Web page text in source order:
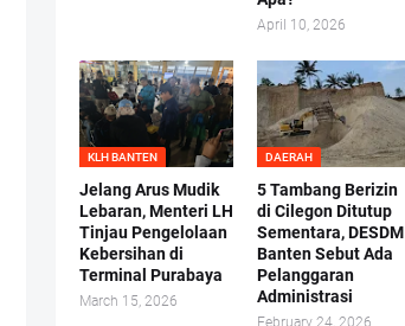
April 10, 2026
KLH BANTEN
Jelang Arus Mudik
Lebaran, Menteri LH
Tinjau Pengelolaan
Kebersihan di
Terminal Purabaya
March 15, 2026
DAERAH
5 Tambang Berizin
di Cilegon Ditutup
Sementara, DESDM
Banten Sebut Ada
Pelanggaran
Administrasi
February 24, 2026